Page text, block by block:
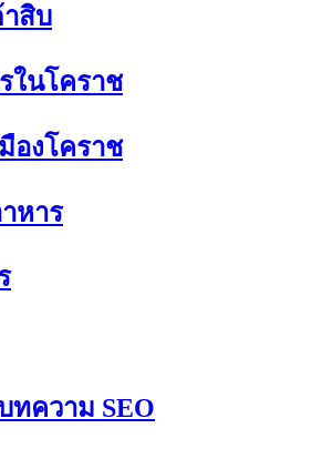
าสิบ
ในโคราช
องโคราช
หาร
ทความ SEO